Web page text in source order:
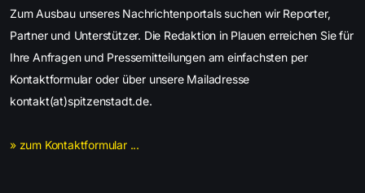
Zum Ausbau unseres Nachrichtenportals suchen wir Reporter,
Partner und Unterstützer. Die Redaktion in Plauen erreichen Sie für
Ihre Anfragen und Pressemitteilungen am einfachsten per
Kontaktformular oder über unsere Mailadresse
kontakt(at)spitzenstadt.de.
» zum Kontaktformular ...